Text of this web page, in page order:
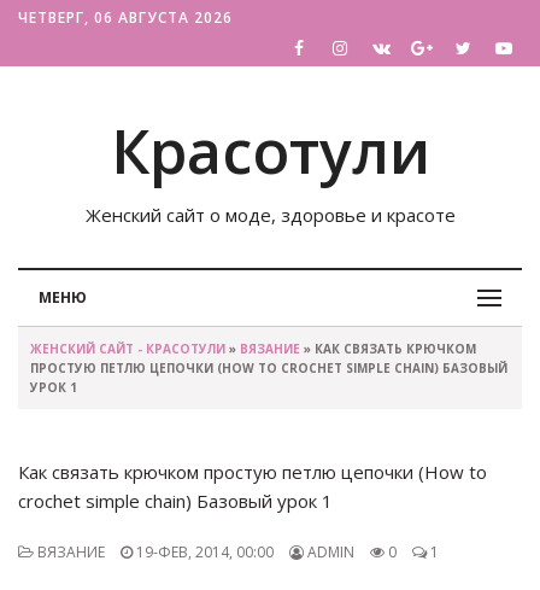
ЧЕТВЕРГ, 06 АВГУСТА 2026
Красотули
Женский сайт о моде, здоровье и красоте
МЕНЮ
ЖЕНСКИЙ САЙТ - КРАСОТУЛИ » ВЯЗАНИЕ » КАК СВЯЗАТЬ КРЮЧКОМ
ПРОСТУЮ ПЕТЛЮ ЦЕПОЧКИ (HOW TO CROCHET SIMPLE CHAIN) БАЗОВЫЙ
УРОК 1
Как связать крючком простую петлю цепочки (How to
crochet simple chain) Базовый урок 1
ВЯЗАНИЕ 19-ФЕВ, 2014, 00:00 ADMIN 0 1